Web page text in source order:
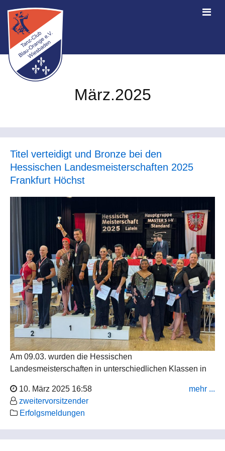
März.2025
Titel verteidigt und Bronze bei den
Hessischen Landesmeisterschaften 2025
Frankfurt Höchst
Am 09.03. wurden die Hessischen
Landesmeisterschaften in unterschiedlichen Klassen in
über mehrere Medaillen freuen.
Latein – Masters I A / I S
Florian Lang und Julia Matheis haben ihren Titel aus dem
10. März 2025 16:58
zweitervorsitzender
Erfolgsmeldungen
mehr ...